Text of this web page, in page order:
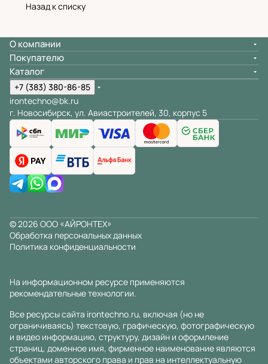
Назад к списку
О компании
Покупателю
Каталог
+7 (383) 380-86-85
irontechno@bk.ru
г. Новосибирск, ул. Авиастроителей, 30, корпус 5
© 2026 ООО «АЙРОНТЕХ»
Обработка персональных данных
Политика конфиденциальности
На информационном ресурсе применяются
рекомендательные технологии.
Все ресурсы сайта irontechno.ru, включая (но не
ограничиваясь) текстовую, графическую, фотографическую
и видео информацию, структуру, дизайн и оформление
страниц, доменное имя, фирменное наименование являются
объектами авторского права и прав на интеллектуальную